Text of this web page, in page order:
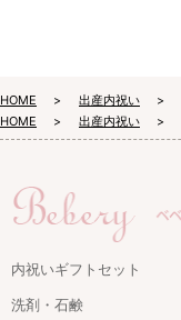
HOME 出産内祝い
HOME
出産内祝い
内祝いギフトセット
洗剤・石鹸